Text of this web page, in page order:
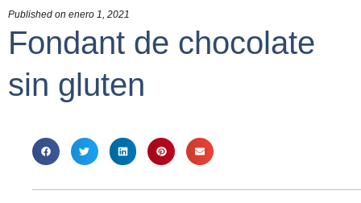
Published on enero 1, 2021
Fondant de chocolate
sin gluten